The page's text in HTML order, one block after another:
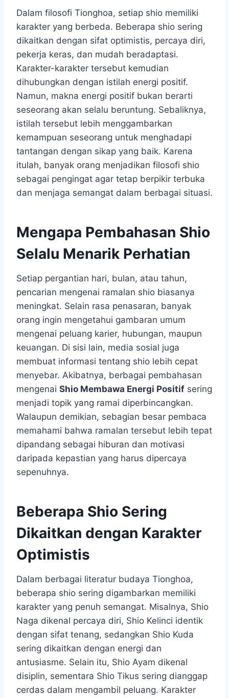
Dalam filosofi Tionghoa, setiap shio memiliki
karakter yang berbeda. Beberapa shio sering
dikaitkan dengan sifat optimistis, percaya diri,
pekerja keras, dan mudah beradaptasi.
Karakter-karakter tersebut kemudian
dihubungkan dengan istilah energi positif.
Namun, makna energi positif bukan berarti
seseorang akan selalu beruntung. Sebaliknya,
istilah tersebut lebih menggambarkan
kemampuan seseorang untuk menghadapi
tantangan dengan sikap yang baik. Karena
itulah, banyak orang menjadikan filosofi shio
sebagai pengingat agar tetap berpikir terbuka
dan menjaga semangat dalam berbagai situasi.
Mengapa Pembahasan Shio
Selalu Menarik Perhatian
Setiap pergantian hari, bulan, atau tahun,
pencarian mengenai ramalan shio biasanya
meningkat. Selain rasa penasaran, banyak
orang ingin mengetahui gambaran umum
mengenai peluang karier, hubungan, maupun
keuangan. Di sisi lain, media sosial juga
membuat informasi tentang shio lebih cepat
menyebar. Akibatnya, berbagai pembahasan
mengenai Shio Membawa Energi Positif sering
menjadi topik yang ramai diperbincangkan.
Walaupun demikian, sebagian besar pembaca
memahami bahwa ramalan tersebut lebih tepat
dipandang sebagai hiburan dan motivasi
daripada kepastian yang harus dipercaya
sepenuhnya.
Beberapa Shio Sering
Dikaitkan dengan Karakter
Optimistis
Dalam berbagai literatur budaya Tionghoa,
beberapa shio sering digambarkan memiliki
karakter yang penuh semangat. Misalnya, Shio
Naga dikenal percaya diri, Shio Kelinci identik
dengan sifat tenang, sedangkan Shio Kuda
sering dikaitkan dengan energi dan
antusiasme. Selain itu, Shio Ayam dikenal
disiplin, sementara Shio Tikus sering dianggap
cerdas dalam mengambil peluang. Karakter